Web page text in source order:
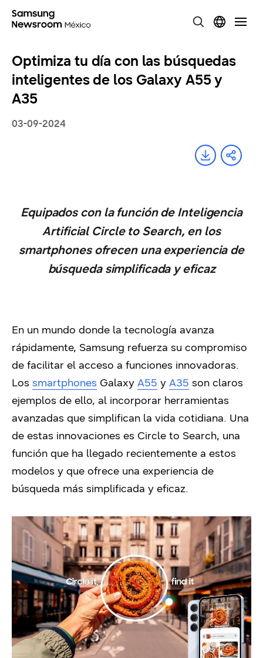
Optimiza tu día con las búsquedas
inteligentes de los Galaxy A55 y
A35
03-09-2024
Equipados con la función de Inteligencia
Artificial Circle to Search, en los
smartphones ofrecen una experiencia de
búsqueda simplificada y eficaz
En un mundo donde la tecnología avanza
rápidamente, Samsung refuerza su compromiso
de facilitar el acceso a funciones innovadoras.
Los smartphones Galaxy A55 y A35 son claros
ejemplos de ello, al incorporar herramientas
avanzadas que simplifican la vida cotidiana. Una
de estas innovaciones es Circle to Search, una
función que ha llegado recientemente a estos
modelos y que ofrece una experiencia de
búsqueda más simplificada y eficaz.